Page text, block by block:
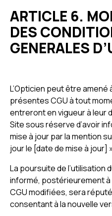
ARTICLE 6.
DES
GENERALES
L’Opticien peut être amené
présentes CGU à tout
entreront en vigueur à leur
Site sous réserve d’avoir
mise à jour par la mention
jour le [date de mise à jour]
La poursuite de l’utilisation
informé, postérieurement
CGU modifiées, sera
consentant à la nouvelle